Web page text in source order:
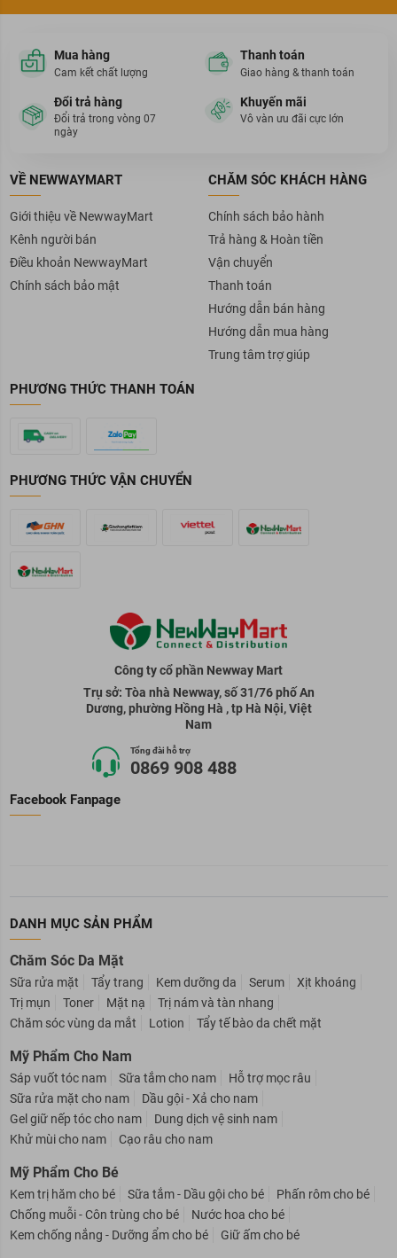
Mua hàng
Cam kết chất lượng
Thanh toán
Giao hàng & thanh toán
Đổi trả hàng
Đổi trả trong vòng 07
ngày
Khuyến mãi
Vô vàn ưu đãi cực lớn
VỀ NEWWAYMART
Giới thiệu về NewwayMart
Kênh người bán
Điều khoản NewwayMart
Chính sách bảo mật
CHĂM SÓC KHÁCH HÀNG
Chính sách bảo hành
Trả hàng & Hoàn tiền
Vận chuyển
Thanh toán
Hướng dẫn bán hàng
Hướng dẫn mua hàng
Trung tâm trợ giúp
PHƯƠNG THỨC THANH TOÁN
PHƯƠNG THỨC VẬN CHUYỂN
Công ty cổ phần Newway Mart
Trụ sở: Tòa nhà Newway, số 31/76 phố An
Dương, phường Hồng Hà , tp Hà Nội, Việt
Nam
Tổng đài hỗ trợ
0869 908 488
Facebook Fanpage
DANH MỤC SẢN PHẨM
Chăm Sóc Da Mặt
Sữa rửa mặt Tẩy trang Kem dưỡng da Serum
Xịt khoáng
Trị mụn
Toner Mặt nạ
Trị nám và tàn nhang
Chăm sóc vùng da mắt
Lotion Tẩy tế bào da chết mặt
Mỹ Phẩm Cho Nam
Sáp vuốt tóc nam Sữa tắm cho nam
Hỗ trợ mọc râu
Sữa rửa mặt cho nam
Dầu gội - Xả cho nam
Gel giữ nếp tóc cho nam
Dung dịch vệ sinh nam
Khử mùi cho nam
Cạo râu cho nam
Mỹ Phẩm Cho Bé
Kem trị hăm cho bé Sữa tắm - Dầu gội cho bé
Phấn rôm cho bé
Chống muỗi - Côn trùng cho bé
Nước hoa cho bé
Kem chống nắng - Dưỡng ẩm cho bé
Giữ ấm cho bé